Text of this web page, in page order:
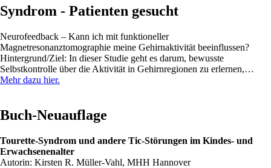
Syndrom - Patienten gesucht
Neurofeedback – Kann ich mit funktioneller
Magnetresonanztomographie meine Gehirnaktivität beeinflussen?
Hintergrund/Ziel: In dieser Studie geht es darum, bewusste
Selbstkontrolle über die Aktivität in Gehirnregionen zu erlernen,…
Mehr dazu hier.
Buch-Neuauflage
Tourette-Syndrom und andere Tic-Störungen im Kindes- und
Erwachsenenalter
Autorin: Kirsten R. Müller-Vahl, MHH Hannover